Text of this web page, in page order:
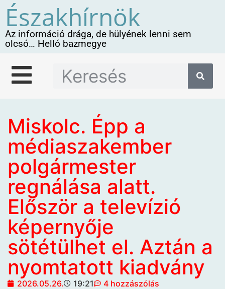
Északhírnök
Az információ drága, de hülyének lenni sem
olcsó… Helló bazmegye
Miskolc. Épp a
médiaszakember
polgármester
regnálása alatt.
Először a televízió
képernyője
sötétülhet el. Aztán a
nyomtatott kiadvány
2026.05.26. 19:21 4 hozzászólás